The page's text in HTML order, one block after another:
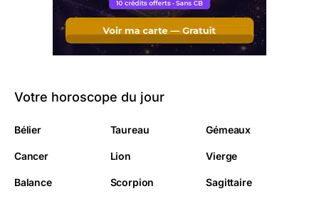
Votre horoscope du jour
Bélier Taureau Gémeaux
Cancer Lion Vierge
Balance Scorpion Sagittaire